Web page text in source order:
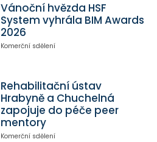
Vánoční hvězda HSF
System vyhrála BIM Awards
2026
Komerční sdělení
Rehabilitační ústav
Hrabyně a Chuchelná
zapojuje do péče peer
mentory
Komerční sdělení